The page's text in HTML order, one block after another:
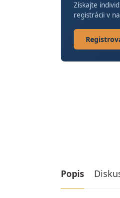
Získajte
registrácii v
Popis